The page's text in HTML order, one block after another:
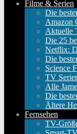
Filme & Serien
Die
Amazon
Aktuelle
Die 25
Netflix:
Die
Science
TV
Alle
Die
Ältere
Fernsehen
TV-